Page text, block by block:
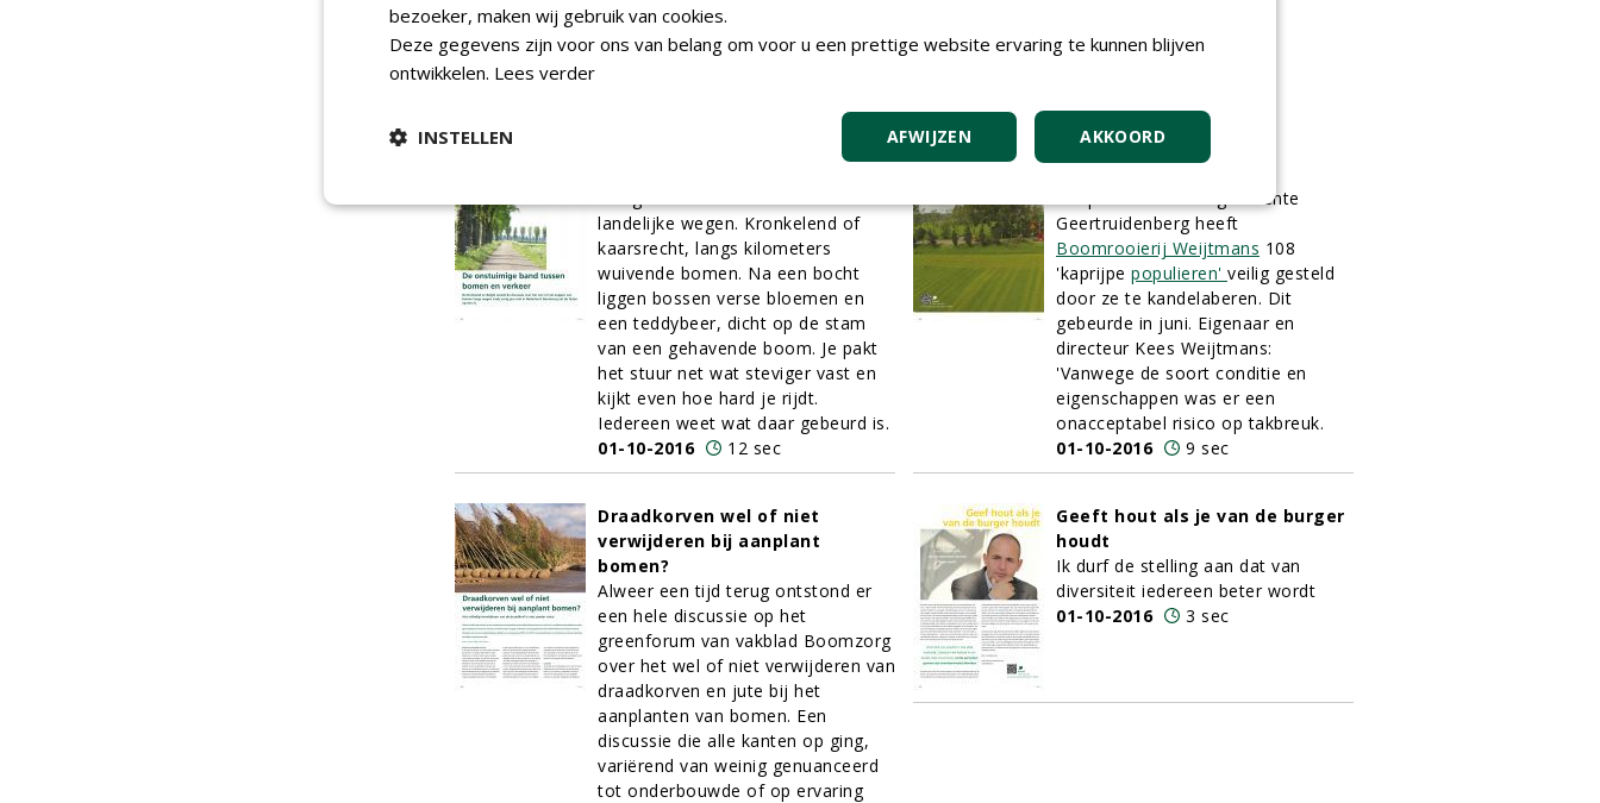
bedoeling geweest? Daarop volgde
al snel de vraag: ‘Geldt de richtlijn
inderdaad ook voor particulieren?’
landelijke wegen. Kronkelend of
kaarsrecht, langs kilometers
wuivende bomen. Na een bocht
liggen bossen verse bloemen en
een teddybeer, dicht op de stam
van een gehavende boom. Je pakt
het stuur net wat steviger vast en
kijkt even hoe hard je rijdt.
Iedereen weet wat daar gebeurd is.
01-10-2016
12 sec
Veilig gesteld door te
In opdracht van de gemeente
Geertruidenberg heeft
Boomrooierij Weijtmans 108
'kaprijpe populieren' veilig gesteld
door ze te kandelaberen. Dit
gebeurde in juni. Eigenaar en
directeur Kees Weijtmans:
'Vanwege de soort conditie en
eigenschappen was er een
onacceptabel risico op takbreuk.
01-10-2016
9 sec
Draadkorven wel of niet
verwijderen bij aanplant
bomen?
Alweer een tijd terug ontstond er
een hele discussie op het
greenforum van vakblad Boomzorg
over het wel of niet verwijderen van
draadkorven en jute bij het
aanplanten van bomen. Een
discussie die alle kanten op ging,
variërend van weinig genuanceerd
tot onderbouwde of op ervaring
Geeft hout als je van de burger
houdt
Ik durf de stelling aan dat van
diversiteit iedereen beter wordt
01-10-2016
3 sec
bezoeker, maken wij gebruik van cookies.
Deze gegevens zijn voor ons van belang om voor u een prettige website ervaring te kunnen blijven
ontwikkelen. Lees verder
AKKOORD
AFWIJZEN
INSTELLEN